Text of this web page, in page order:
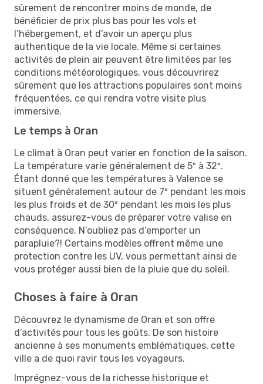
sûrement de rencontrer moins de monde, de
bénéficier de prix plus bas pour les vols et
l’hébergement, et d’avoir un aperçu plus
authentique de la vie locale. Même si certaines
activités de plein air peuvent être limitées par les
conditions météorologiques, vous découvrirez
sûrement que les attractions populaires sont moins
fréquentées, ce qui rendra votre visite plus
immersive.
Le temps à Oran
Le climat à Oran peut varier en fonction de la saison.
La température varie généralement de 5º à 32º.
Étant donné que les températures à Valence se
situent généralement autour de 7º pendant les mois
les plus froids et de 30º pendant les mois les plus
chauds, assurez-vous de préparer votre valise en
conséquence. N’oubliez pas d’emporter un
parapluie?! Certains modèles offrent même une
protection contre les UV, vous permettant ainsi de
vous protéger aussi bien de la pluie que du soleil.
Choses à faire à Oran
Découvrez le dynamisme de Oran et son offre
d’activités pour tous les goûts. De son histoire
ancienne à ses monuments emblématiques, cette
ville a de quoi ravir tous les voyageurs.
Imprégnez-vous de la richesse historique et